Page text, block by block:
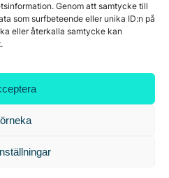
Genom att samtycke till
som surfbeteende eller unika ID:n på
eller återkalla samtycke kan
flyttar till Kungsgatan